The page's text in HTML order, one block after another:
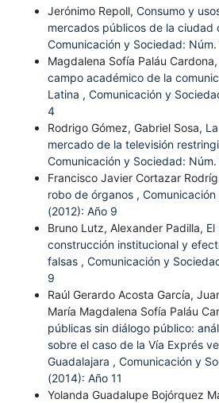
Jerónimo Repoll, Consumo y
mercados públicos de la ciudad
Comunicación y Sociedad:
Magdalena Sofía Paláu Cardona,
campo académico de la
Latina , Comunicación y
4
Rodrigo Gómez, Gabriel Sosa,
mercado de la televisión
Comunicación y Sociedad:
Francisco Javier Cortazar
robo de órganos ,
(2012): Año 9
Bruno Lutz, Alexander Padilla,
construcción institucional y
falsas , Comunicación y
9
Raúl Gerardo Acosta García,
María Magdalena Sofía Paláu
públicas sin diálogo público:
sobre el caso de la Vía Exprés
Guadalajara , Comunicación y
(2014): Año 11
Yolanda Guadalupe Bojórquez